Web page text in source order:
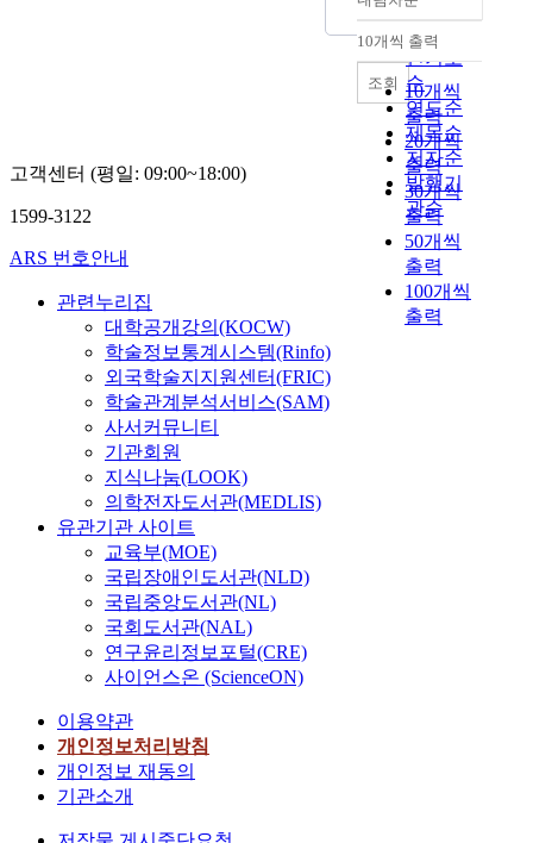
정확도
순
인기도
순
연도순
제목순
저자순
발행기
관순
내림차순
10개씩 출력
10개씩
출력
20개씩
출력
30개씩
출력
50개씩
출력
100개씩
출력
조회
고객센터 (평일: 09:00~18:00)
1599-3122
ARS 번호안내
관련누리집
대학공개강의(KOCW)
학술정보통계시스템(Rinfo)
외국학술지지원센터(FRIC)
학술관계분석서비스(SAM)
사서커뮤니티
기관회원
지식나눔(LOOK)
의학전자도서관(MEDLIS)
유관기관 사이트
교육부(MOE)
국립장애인도서관(NLD)
국립중앙도서관(NL)
국회도서관(NAL)
연구윤리정보포털(CRE)
사이언스온 (ScienceON)
이용약관
개인정보처리방침
개인정보 재동의
기관소개